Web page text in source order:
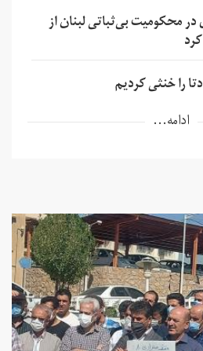
در محکومیت بی‌ثباتی لبنان از
را خنثی کردیم
ادامه...